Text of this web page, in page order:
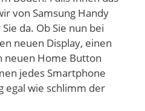
von Samsung Handy
da. Ob Sie nun bei
neuen Display, einen
neuen Home Button
jedes Smartphone
egal wie schlimm der